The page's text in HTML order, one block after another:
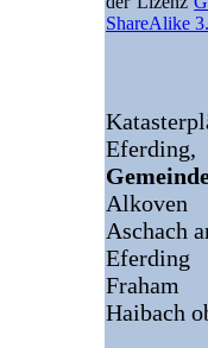
ShareAlike
Eferding,
Alkoven
Aschach
Eferding
Fraham
Haibach